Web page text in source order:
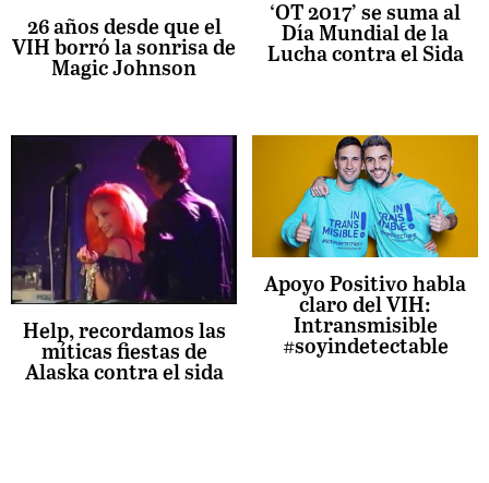
26 años desde que el
VIH borró la sonrisa de
Magic Johnson
‘OT 2017’ se suma al
Día Mundial de la
Lucha contra el Sida
Help, recordamos las
míticas fiestas de
Alaska contra el sida
Apoyo Positivo habla
claro del VIH:
Intransmisible
#soyindetectable